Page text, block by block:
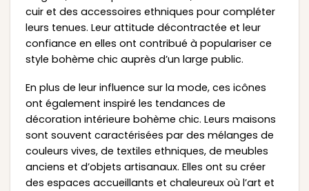
cuir et des accessoires ethniques pour compléter
leurs tenues. Leur attitude décontractée et leur
confiance en elles ont contribué à populariser ce
style bohème chic auprès d’un large public.
En plus de leur influence sur la mode, ces icônes
ont également inspiré les tendances de
décoration intérieure bohème chic. Leurs maisons
sont souvent caractérisées par des mélanges de
couleurs vives, de textiles ethniques, de meubles
anciens et d’objets artisanaux. Elles ont su créer
des espaces accueillants et chaleureux où l’art et